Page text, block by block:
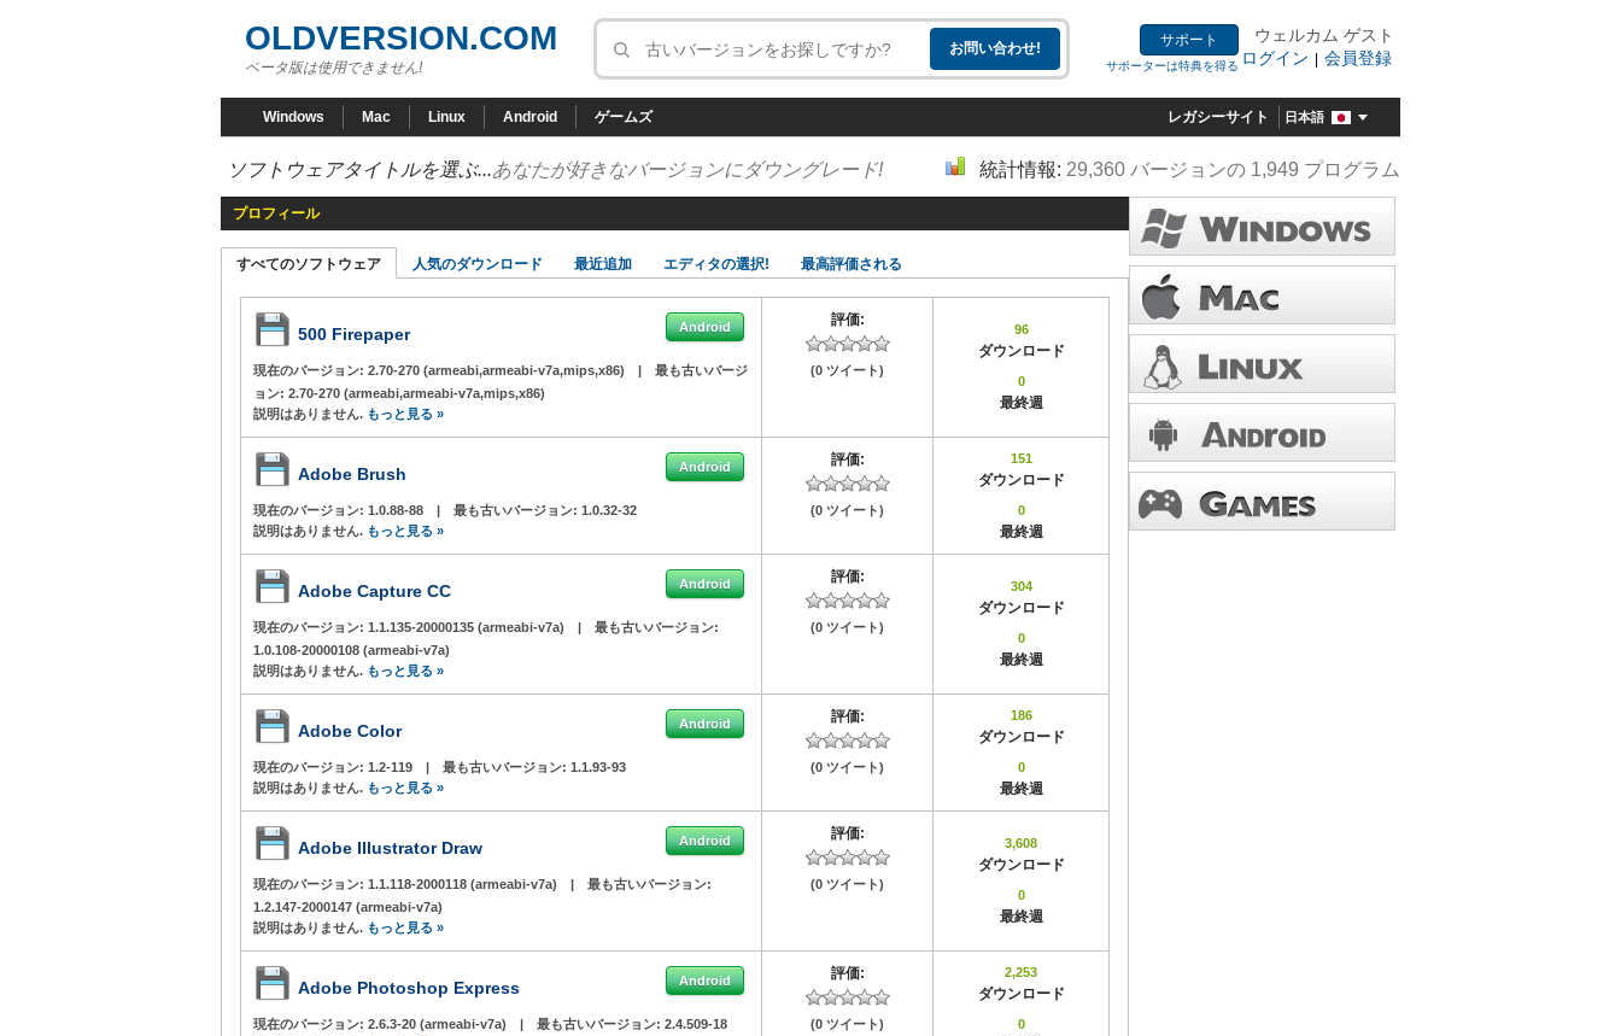
OLDVERSION.COM
ベータ版は使用できません!
サポート
サポーターは特典を得る
ウェルカム ゲスト
ログイン | 会員登録
Windows Mac Linux Android ゲームズ レガシーサイト 日本語
ソフトウェアタイトルを選ぶ...あなたが好きなバージョンにダウングレード! 統計情報: 29,360 バージョンの 1,949 プログラム
プロフィール
すべてのソフトウェア 人気のダウンロード 最近追加 エディタの選択! 最高評価される
500 Firepaper Android
現在のバージョン: 2.70-270 (armeabi,armeabi-v7a,mips,x86) |
最も古いバージ
ョン: 2.70-270 (armeabi,armeabi-v7a,mips,x86)
説明はありません. もっと見る »
評価:
(0 ツイート)
96
ダウンロード
0
最終週
Adobe Brush Android
現在のバージョン: 1.0.88-88 | 最も古いバージョン: 1.0.32-32
説明はありません. もっと見る »
評価:
(0 ツイート)
151
ダウンロード
0
最終週
Adobe Capture CC Android
現在のバージョン: 1.1.135-20000135 (armeabi-v7a) |
最も古いバージョン:
1.0.108-20000108 (armeabi-v7a)
説明はありません. もっと見る »
評価:
(0 ツイート)
304
ダウンロード
0
最終週
Adobe Color Android
現在のバージョン: 1.2-119 | 最も古いバージョン: 1.1.93-93
説明はありません. もっと見る »
評価:
(0 ツイート)
186
ダウンロード
0
最終週
Adobe Illustrator Draw Android
現在のバージョン: 1.1.118-2000118 (armeabi-v7a) |
最も古いバージョン:
1.2.147-2000147 (armeabi-v7a)
説明はありません. もっと見る »
評価:
(0 ツイート)
3,608
ダウンロード
0
最終週
Adobe Photoshop Express Android
現在のバージョン: 2.6.3-20 (armeabi-v7a) | 最も古いバージョン: 2.4.509-18
評価:
(0 ツイート)
2,253
ダウンロード
0